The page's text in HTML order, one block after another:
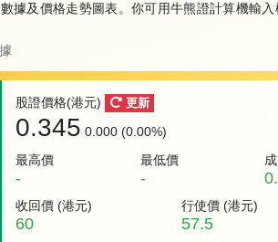
據及價格走勢圖表。你可用牛熊證計算機輸
股證價格(港元) 更新
0.345 0.000 (0.00%)
最高價
-
最低價
-
收回價 (港元)
60
行使價 (港元)
57.5